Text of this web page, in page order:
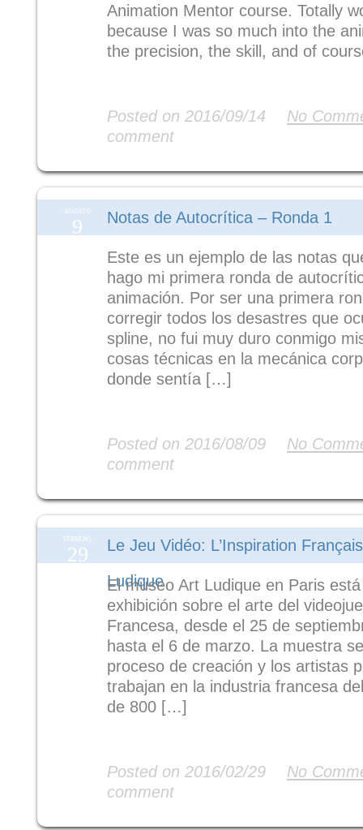
Animation Mentor course. Totally
because I was so much into the
the precision, the skill, and of
Posted on 2016/09/14
No
comment
AGOSTO
9 Notas de Autocrítica – Ronda 1
Este es un ejemplo de las notas
hago mi primera ronda de
animación. Por ser una primera
corregir todos los desastres que
spline, no fui muy duro conmigo
cosas técnicas en la mecánica
donde sentía […]
Posted on 2016/08/09
No
comment
FEBRERO
29
Le Jeu Vidéo: L’Inspiration
Ludique
El museo Art Ludique en Paris
exhibición sobre el arte del
Francesa, desde el 25 de
hasta el 6 de marzo. La muestra
proceso de creación y los artistas
trabajan en la industria francesa
de 800 […]
Posted on 2016/02/29
No
comment